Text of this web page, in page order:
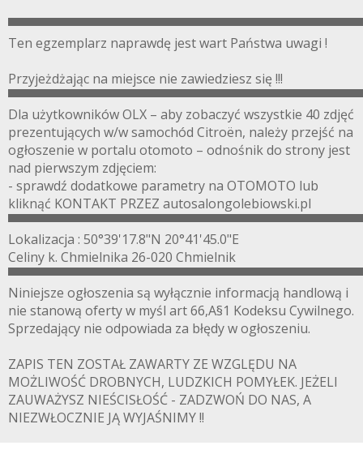
Ten egzemplarz naprawdę jest wart Państwa uwagi !
Przyjeżdżając na miejsce nie zawiedziesz się !!!
Dla użytkowników OLX – aby zobaczyć wszystkie 40 zdjęć
prezentujących w/w samochód Citroën, należy przejść na
ogłoszenie w portalu otomoto – odnośnik do strony jest
nad pierwszym zdjęciem:
- sprawdź dodatkowe parametry na OTOMOTO lub
kliknąć KONTAKT PRZEZ autosalongolebiowski.pl
Lokalizacja : 50°39'17.8"N 20°41'45.0"E
Celiny k. Chmielnika 26-020 Chmielnik
Niniejsze ogłoszenia są wyłącznie informacją handlową i
nie stanową oferty w myśl art 66,A§1 Kodeksu Cywilnego.
Sprzedający nie odpowiada za błędy w ogłoszeniu.
ZAPIS TEN ZOSTAŁ ZAWARTY ZE WZGLĘDU NA
MOŻLIWOŚĆ DROBNYCH, LUDZKICH POMYŁEK. JEŻELI
ZAUWAŻYSZ NIEŚCISŁOŚĆ - ZADZWOŃ DO NAS, A
NIEZWŁOCZNIE JĄ WYJAŚNIMY !!